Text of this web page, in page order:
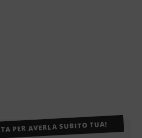
PER AVERLA SUBITO TUA!